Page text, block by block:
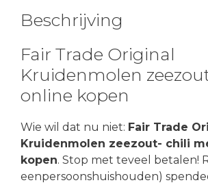
Beschrijving
Fair Trade Original
Kruidenmolen
online kopen
Wie wil dat nu niet: Fair Trade
Kruidenmolen zeezout- chili
kopen. Stop met teveel betalen!
eenpersoonshuishouden)